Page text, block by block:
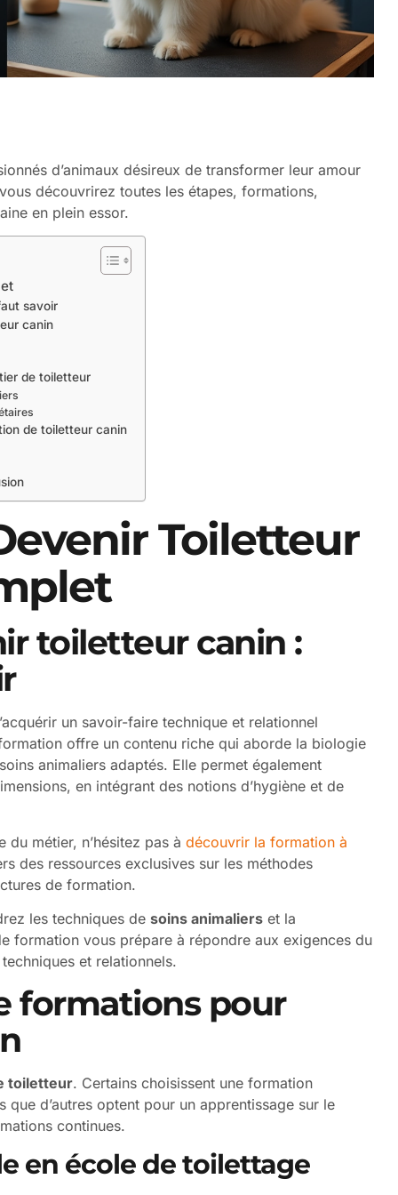
d’animaux désireux de transformer leur amour
découvrirez toutes les étapes, formations,
en plein essor.
savoir
canin
de toiletteur
de toiletteur canin
Toiletteur
toiletteur canin :
un savoir-faire technique et relationnel
offre un contenu riche qui aborde la biologie
animaliers adaptés. Elle permet également
en intégrant des notions d’hygiène et de
métier, n’hésitez pas à découvrir la formation à
des ressources exclusives sur les méthodes
de formation.
les techniques de soins animaliers et la
formation vous prépare à répondre aux exigences du
et relationnels.
formations pour
toiletteur. Certains choisissent une formation
d’autres optent pour un apprentissage sur le
continues.
en école de toilettage